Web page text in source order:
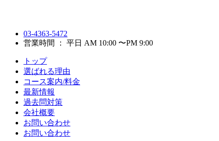
03-4363-5472
営業時間 ： 平日 AM 10:00 〜PM 9:00
トップ
選ばれる理由
コース案内/料金
最新情報
過去問対策
会社概要
お問い合わせ
お問い合わせ